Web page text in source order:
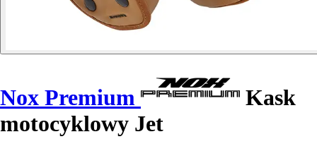
Nox Premium
Kask
motocyklowy Jet